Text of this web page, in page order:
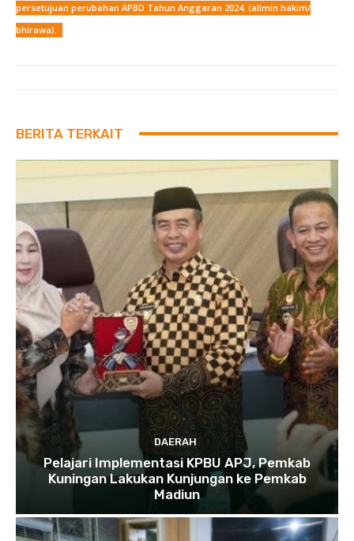
persetujuan perubahan APBD Tahun Anggaran 2024. (alimin hakim/
bhirawa).
BERITA TERKAIT
DAERAH
Pelajari Implementasi KPBU APJ, Pemkab
Kuningan Lakukan Kunjungan ke Pemkab
Madiun